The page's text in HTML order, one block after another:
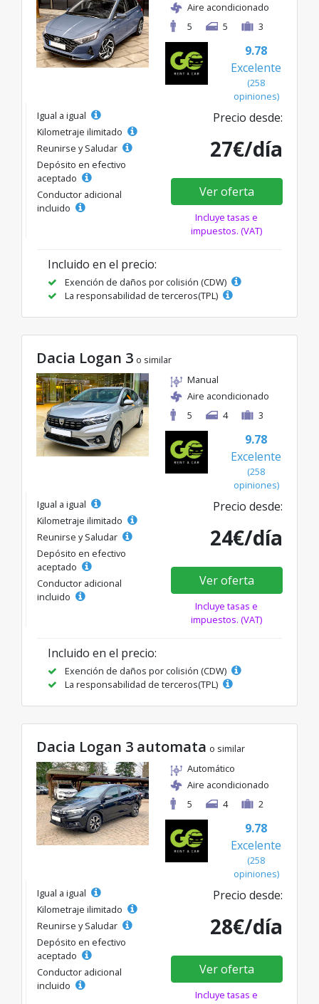
Aire acondicionado
5
5 3
9.78
Excelente
(258
opiniones)
Igual a igual
Kilometraje ilimitado
Reunirse y Saludar
Depósito en efectivo
aceptado
Conductor adicional
incluido
Precio desde:
27€/día
Ver oferta
Incluye tasas e
impuestos. (VAT)
Incluido en el precio:
Exención de daños por colisión (CDW)
La responsabilidad de terceros(TPL)
Dacia Logan 3 o similar
Manual
Aire acondicionado
5
4 3
9.78
Excelente
(258
opiniones)
Igual a igual
Kilometraje ilimitado
Reunirse y Saludar
Depósito en efectivo
aceptado
Conductor adicional
incluido
Precio desde:
24€/día
Ver oferta
Incluye tasas e
impuestos. (VAT)
Incluido en el precio:
Exención de daños por colisión (CDW)
La responsabilidad de terceros(TPL)
Dacia Logan 3 automata o similar
Automático
Aire acondicionado
5
4 2
9.78
Excelente
(258
opiniones)
Igual a igual
Kilometraje ilimitado
Reunirse y Saludar
Depósito en efectivo
aceptado
Conductor adicional
incluido
Precio desde:
28€/día
Ver oferta
Incluye tasas e